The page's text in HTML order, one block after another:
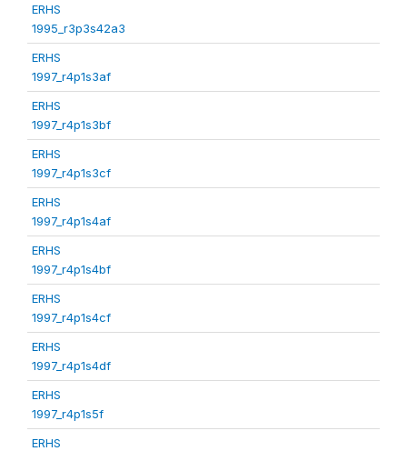
ERHS
1995_r3p3s42a3
ERHS
1997_r4p1s3af
ERHS
1997_r4p1s3bf
ERHS
1997_r4p1s3cf
ERHS
1997_r4p1s4af
ERHS
1997_r4p1s4bf
ERHS
1997_r4p1s4cf
ERHS
1997_r4p1s4df
ERHS
1997_r4p1s5f
ERHS